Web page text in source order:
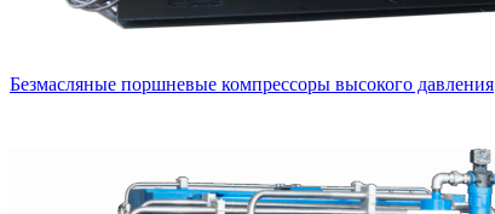
Безмасляные поршневые компрессоры высокого давления